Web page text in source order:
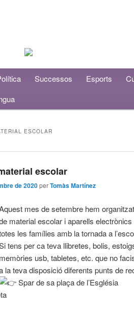
secundariSuccessos Esports
ESCOLAR
escolar
de 2020 perTomàs Martínez
mes de setembre hem
material escolar i aparells
les famílies amb la tornada a
tens per ca teva llibretes, bolis,
memòries usb, tabletes, etc. que no
la teva disposició diferents punts de
Spar de sa plaça de l’Església